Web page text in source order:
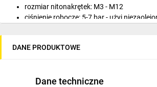
rozmiar nitonakrętek: M3 - M12
ciśnienie robocze: 5-7 bar - użyj
masa: 1,9 kg
automatyczne przykręcanie nitonakrętki
DANE PRODUKTOWE
Dane techniczne